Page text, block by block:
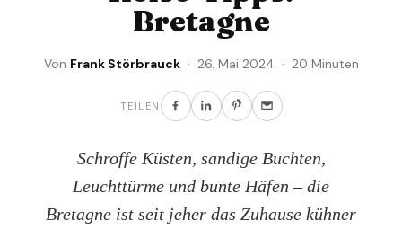
Bretagne
Von Frank Störbrauck· 26. Mai 2024 · 20 Minuten
TEILEN
Schroffe Küsten, sandige Buchten,
Leuchttürme und bunte Häfen – die
Bretagne ist seit jeher das Zuhause kühner